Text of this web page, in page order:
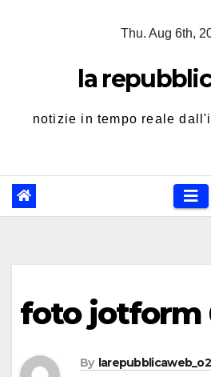
Thu. Aug 6th,
la
notizie in tempo reale
foto jotform
By